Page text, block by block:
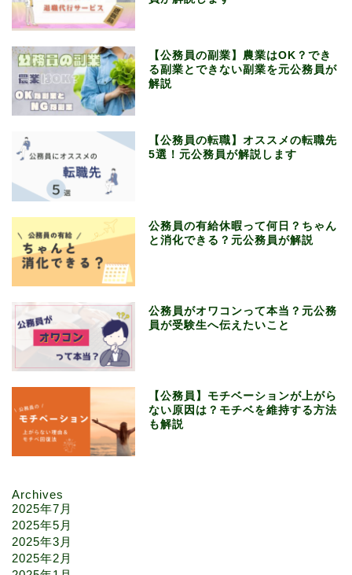
【公務員の副業】農業はOK？でき
る副業とできない副業を元公務員が
解説
【公務員の転職】オススメの転職先
5選！元公務員が解説します
公務員の有給休暇って何日？ちゃん
と消化できる？元公務員が解説
公務員がオワコンって本当？元公務
員が受験生へ伝えたいこと
【公務員】モチベーションが上がら
ない原因は？モチベを維持する方法
も解説
Archives
2025年7月
2025年5月
2025年3月
2025年2月